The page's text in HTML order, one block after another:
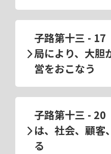
子路第十三 -
局により、大胆
営をおこなう
子路第十三 -
は、社会、顧客
る